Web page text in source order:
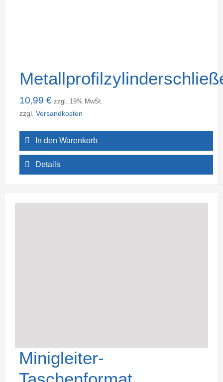
10,99 € zzgl. 19% MwSt.
zzgl. Versandkosten
In den Warenkorb
Details
Minigleiter-